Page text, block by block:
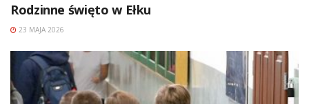
Rodzinne święto w Ełku
23 MAJA 2026